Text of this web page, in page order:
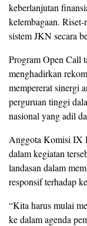
keberlanjutan
kelembagaan.
sistem JKN secara
Program Open Call
menghadirkan
mempererat sinergi
perguruan tinggi
nasional yang adil
Anggota Komisi IX
dalam kegiatan
landasan dalam
responsif terhadap
“Kita harus mulai
ke dalam agenda